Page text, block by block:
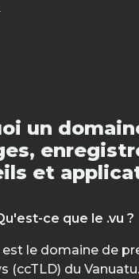
un
et
ce que le .vu ?
est le domaine de
(ccTLD) du